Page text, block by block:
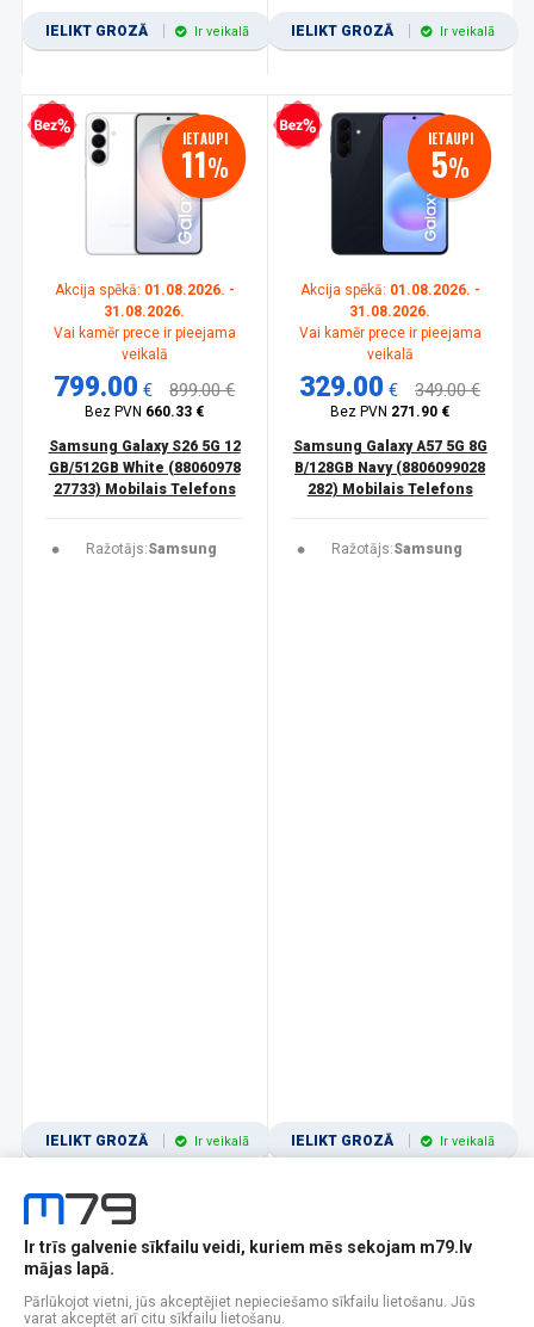
IELIKT GROZĀ Ir veikalā IELIKT GROZĀ Ir veikalā
kredīts IETAUPI
11%
Akcija spēkā: 01.08.2026. -
31.08.2026.
Vai kamēr prece ir pieejama
veikalā
799.00 € 899.00 €
Bez PVN 660.33 €
Samsung Galaxy S26 5G 12
GB/512GB White (88060978
27733) Mobilais Telefons
Ražotājs:Samsung
IELIKT GROZĀ Ir veikalā
Bezprocentu kredīts IETAUPI
5%
Akcija spēkā: 01.08.2026. -
31.08.2026.
Vai kamēr prece ir pieejama
veikalā
329.00 € 349.00 €
Bez PVN 271.90 €
Samsung Galaxy A57 5G 8G
B/128GB Navy (8806099028
282) Mobilais Telefons
Ražotājs:Samsung
IELIKT GROZĀ Ir veikalā
1 2 3 4 5 6 7 8 9 10 11
Popularitātes Rādīt 12
Ir trīs galvenie sīkfailu veidi, kuriem mēs sekojam m79.lv
mājas lapā.
Pārlūkojot vietni, jūs akceptējiet nepieciešamo sīkfailu lietošanu. Jūs
varat akceptēt arī citu sīkfailu lietošanu.